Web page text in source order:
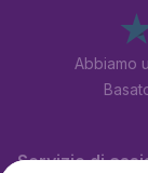
Abbiamo
Servizio di